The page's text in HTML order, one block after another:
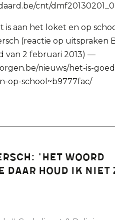
cnt/
is aan het loket en op
(reactie op uitspraken
van 2 februari 2013) —
nieuws/het-is-
op-school~b9777fac/
'Het woord
daar houd ik niet